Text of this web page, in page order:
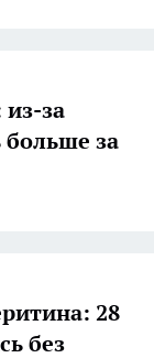
за
больше за
28
без